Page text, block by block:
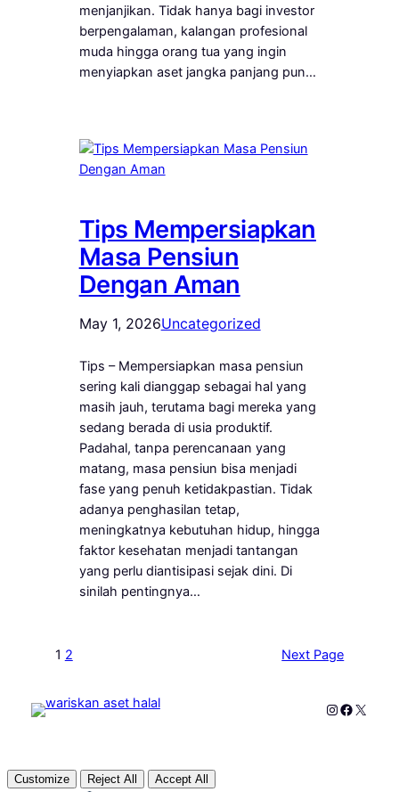
menjanjikan. Tidak hanya bagi investor
berpengalaman, kalangan profesional
muda hingga orang tua yang ingin
menyiapkan aset jangka panjang pun…
Tips Mempersiapkan
Masa Pensiun
Dengan Aman
May 1, 2026Uncategorized
Tips – Mempersiapkan masa pensiun
sering kali dianggap sebagai hal yang
masih jauh, terutama bagi mereka yang
sedang berada di usia produktif.
Padahal, tanpa perencanaan yang
matang, masa pensiun bisa menjadi
fase yang penuh ketidakpastian. Tidak
adanya penghasilan tetap,
meningkatnya kebutuhan hidup, hingga
faktor kesehatan menjadi tantangan
yang perlu diantisipasi sejak dini. Di
sinilah pentingnya…
1 2 Next Page
Instagram
X
Customize Reject All Accept All